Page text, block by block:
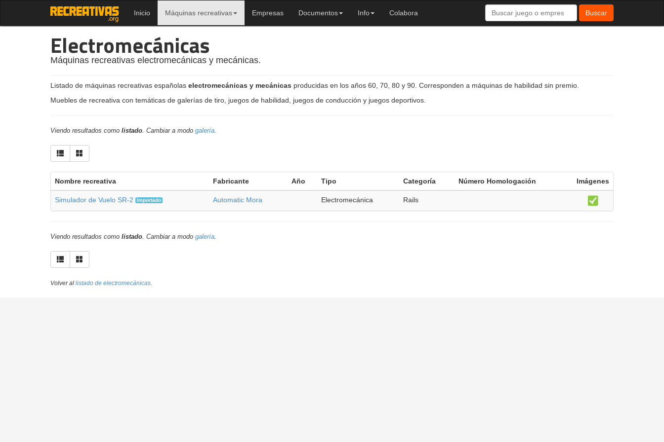
Inicio Máquinas recreativas Empresas Documentos Info Colabora Buscar
Electromecánicas
Máquinas recreativas electromecánicas y mecánicas.
Listado de máquinas recreativas españolas electromecánicas y mecánicas producidas en los años 60, 70, 80 y 90. Corresponden a máquinas de habilidad sin premio.
Muebles de recreativa con temáticas de galerías de tiro, juegos de habilidad, juegos de conducción y juegos deportivos.
Viendo resultados como listado. Cambiar a modo galería.
Nombre recreativa Fabricante Año Tipo Categoría Número Homologación Imágenes
Simulador de Vuelo SR-2 Importado Automatic Mora Electromecánica Rails
Viendo resultados como listado. Cambiar a modo galería.
Volver al listado de electromecánicas.